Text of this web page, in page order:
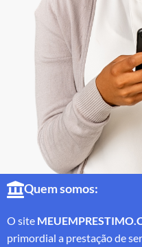
Quem somos:
O site
primordial a prestação de